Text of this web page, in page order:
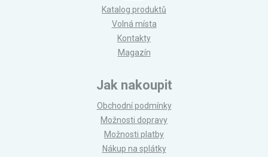
Katalog produktů
Volná místa
Kontakty
Magazín
Jak nakoupit
Obchodní podmínky
Možnosti dopravy
Možnosti platby
Nákup na splátky